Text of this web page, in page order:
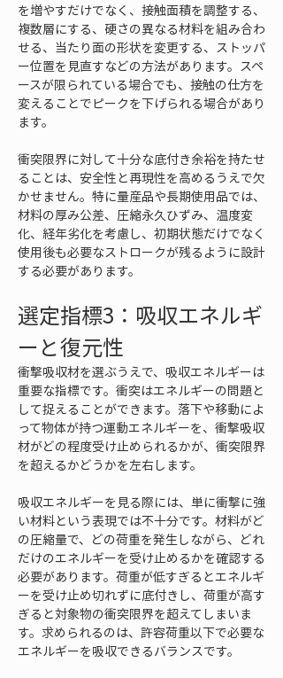
を増やすだけでなく、接触面積を調整する、
複数層にする、硬さの異なる材料を組み合わ
せる、当たり面の形状を変更する、ストッパ
ー位置を見直すなどの方法があります。スペ
ースが限られている場合でも、接触の仕方を
変えることでピークを下げられる場合があり
ます。
衝突限界に対して十分な底付き余裕を持たせ
ることは、安全性と再現性を高めるうえで欠
かせません。特に量産品や長期使用品では、
材料の厚み公差、圧縮永久ひずみ、温度変
化、経年劣化を考慮し、初期状態だけでなく
使用後も必要なストロークが残るように設計
する必要があります。
選定指標3：吸収エネルギ
ーと復元性
衝撃吸収材を選ぶうえで、吸収エネルギーは
重要な指標です。衝突はエネルギーの問題と
して捉えることができます。落下や移動によ
って物体が持つ運動エネルギーを、衝撃吸収
材がどの程度受け止められるかが、衝突限界
を超えるかどうかを左右します。
吸収エネルギーを見る際には、単に衝撃に強
い材料という表現では不十分です。材料がど
の圧縮量で、どの荷重を発生しながら、どれ
だけのエネルギーを受け止めるかを確認する
必要があります。荷重が低すぎるとエネルギ
ーを受け止め切れずに底付きし、荷重が高す
ぎると対象物の衝突限界を超えてしまいま
す。求められるのは、許容荷重以下で必要な
エネルギーを吸収できるバランスです。